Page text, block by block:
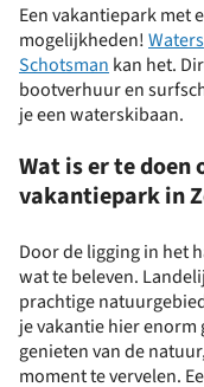
Een vakantiepark met
mogelijkheden!
Schotsman kan het.
bootverhuur en
je een waterskibaan.
Wat is er te doen
vakantiepark in
Door de ligging in het
wat te beleven.
prachtige
je vakantie hier
genieten van de
moment te vervelen.